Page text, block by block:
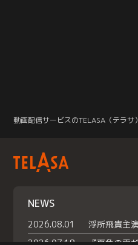
動画配信サービスのTELASA（テラサ）
NEWS
2026.08.01